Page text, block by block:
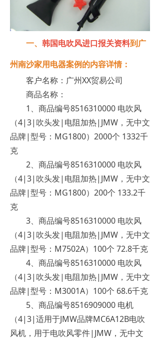
一、 韩国电吹风进口报关资料到广
州南沙家用电器案例的内容详情：
客户名称：广州XX贸易公司
商品名称：
1、商品编号8516310000 电吹风
（4|3|吹头发|电阻加热|JMW，无中文
品牌|型号：MG1800）2000个 1332千
克
2、商品编号8516310000 电吹风
（4|3|吹头发|电阻加热|JMW，无中文
品牌|型号：MG1800）200个 133.2千
克
3、商品编号8516310000 电吹风
（4|3|吹头发|电阻加热|JMW，无中文
品牌|型号：M7502A）100个 72.8千克
4、商品编号8516310000 电吹风
（4|3|吹头发|电阻加热|JMW，无中文
品牌|型号：M3001A）100个 68.6千克
5、商品编号8516909000 电机
（4|3|适用于JMW品牌MC6A12B电吹
风机，用于电吹风零件|JMW，无中文